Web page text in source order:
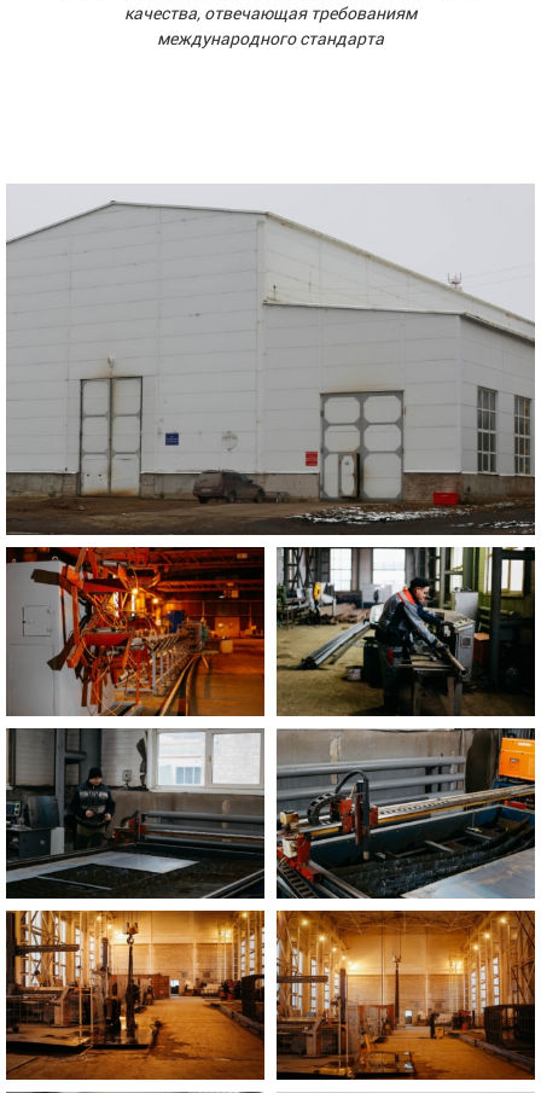
качества, отвечающая требованиям
международного стандарта